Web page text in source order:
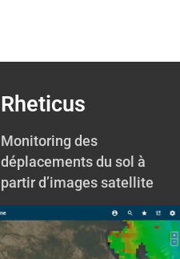
Rheticus
Monitoring des
déplacements du sol à
partir d’images satellite